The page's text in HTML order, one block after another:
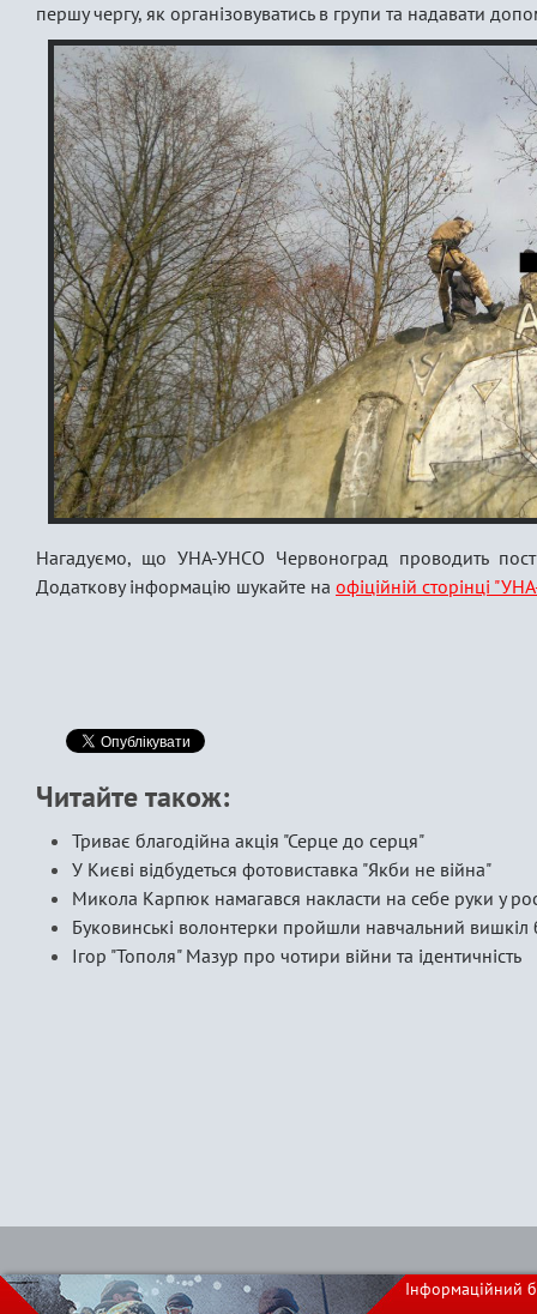
першу чергу, як організовуватись в групи та надавати
Нагадуємо, що УНА-УНСО Червоноград проводить
Додаткову інформацію шукайте на офіційній сторінці
Читайте також:
Триває благодійна акція "Серце до серця"
У Києві відбудеться фотовиставка "Якби не війна"
Микола Карпюк намагався накласти на себе руки у
Буковинські волонтерки пройшли навчальний вишкіл
Ігор "Тополя" Мазур про чотири війни та ідентичність
Інформаційний